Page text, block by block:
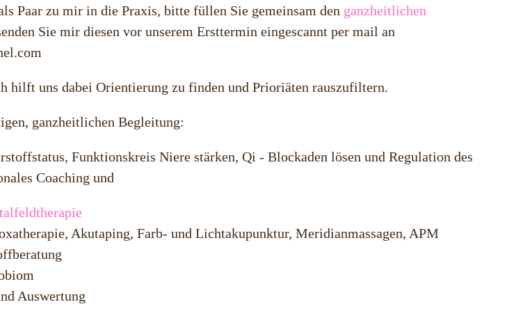
Paar zu mir in die Praxis, bitte füllen Sie gemeinsam den ganzheitlichen
Sie mir diesen vor unserem Ersttermin eingescannt per mail an
hilft uns dabei Orientierung zu finden und Prioriäten rauszufiltern.
ganzheitlichen Begleitung:
Funktionskreis Niere stärken, Qi - Blockaden lösen und Regulation des
Coaching und
Akutaping, Farb- und Lichtakupunktur, Meridianmassagen, APM
Auswertung